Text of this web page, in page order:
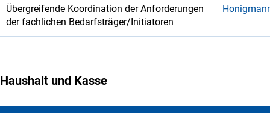
Übergreifende Koordination der Anforderungen
der fachlichen Bedarfsträger/Initiatoren
Haushalt und Kasse